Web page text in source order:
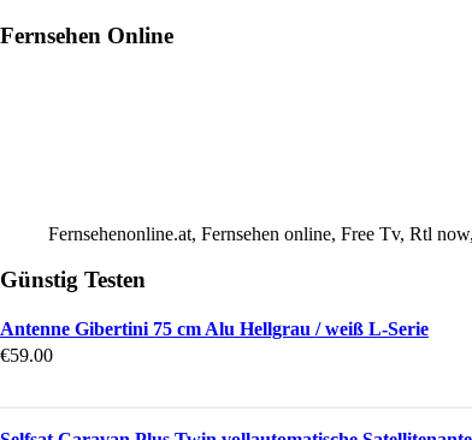
Fernsehen Online
Fernsehenonline.at, Fernsehen online, Free Tv, Rtl
Günstig Testen
Antenne Gibertini 75 cm Alu Hellgrau / weiß L-Serie
€59.00